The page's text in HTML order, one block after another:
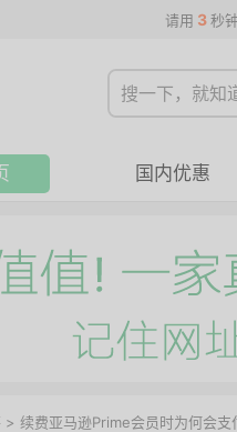
请用 3 秒
国内优惠
> 续费亚马逊Prime会员时为何会支